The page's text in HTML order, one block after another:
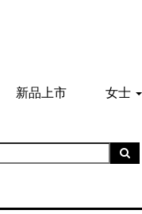
新品上市 女士